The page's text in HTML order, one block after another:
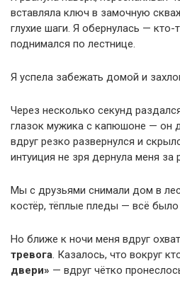
вставляла ключ в замочную
глухие шаги. Я обернулась — кто-
поднимался по лестнице.
Я успела забежать домой и
Через несколько секунд
глазок мужика с капюшоне — он
вдруг резко развернулся и
интуиция не зря дернула меня за
Мы с друзьями снимали дом в
костёр, тёплые пледы — всё было
Но ближе к ночи меня вдруг
тревога. Казалось, что вокруг
двери» — вдруг чётко